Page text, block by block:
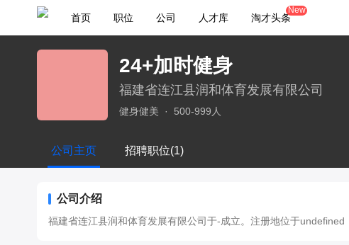
首页 职位 公司 人才库 淘才头条
New
24+加时健身
福建省连江县润和体育发展有限公司
健身健美 · 500-999人
公司主页 招聘职位(1)
公司介绍
福建省连江县润和体育发展有限公司于-成立。注册地位于